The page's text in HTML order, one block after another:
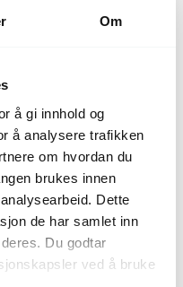
Om
å gi innhold og
å analysere trafikken
om hvordan du
brukes innen
Dette
de har samlet inn
Du godtar
ved å bruke
EKSTRA